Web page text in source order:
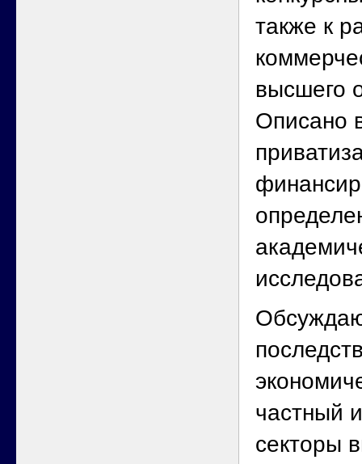
также к
высшего
Описано
частный
секторы